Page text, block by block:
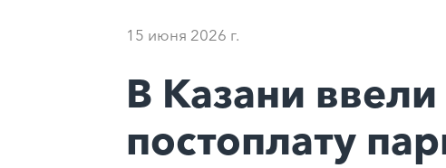
15 июня 2026 г.
В Казани ввели
постоплату